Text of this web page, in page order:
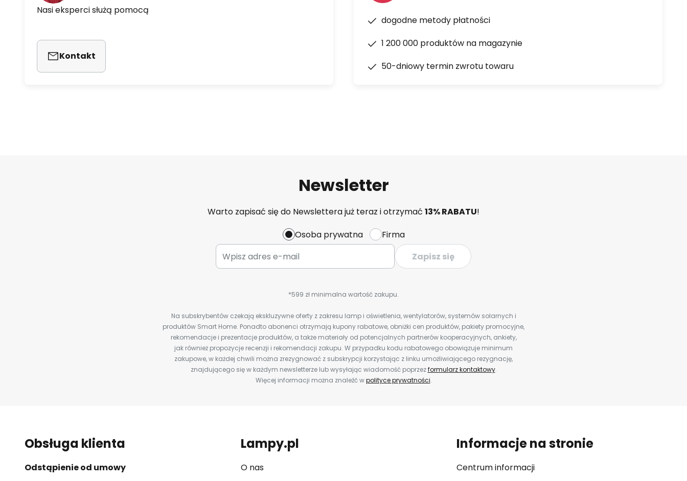
Nasi eksperci służą pomocą
Kontakt
dogodne metody płatności
1 200 000 produktów na magazynie
50-dniowy termin zwrotu towaru
Newsletter
Warto zapisać się do Newslettera już teraz i otrzymać 13% RABATU!
Osoba prywatna
Firma
Zapisz się
*599 zł minimalna wartość zakupu.
Na subskrybentów czekają ekskluzywne oferty z zakresu lamp i oświetlenia, wentylatorów, systemów solarnych i
produktów Smart Home. Ponadto abonenci otrzymają kupony rabatowe, obniżki cen produktów, pakiety promocyjne,
rekomendacje i prezentacje produktów, a także materiały od potencjalnych partnerów kooperacyjnych, ankiety,
jak również propozycje recenzji i rekomendacji zakupu. W przypadku kodu rabatowego obowiązuje minimum
zakupowe, w każdej chwili można zrezygnować z subskrypcji korzystając z linku umożliwiającego rezygnację,
znajdującego się w każdym newsletterze lub wysyłając wiadomość poprzezformularz kontaktowy.
Więcej informacji można znaleźć wpolityce prywatności.
Obsługa klienta
Odstąpienie od umowy
Lampy.pl
O nas
Informacje na stronie
Centrum informacji